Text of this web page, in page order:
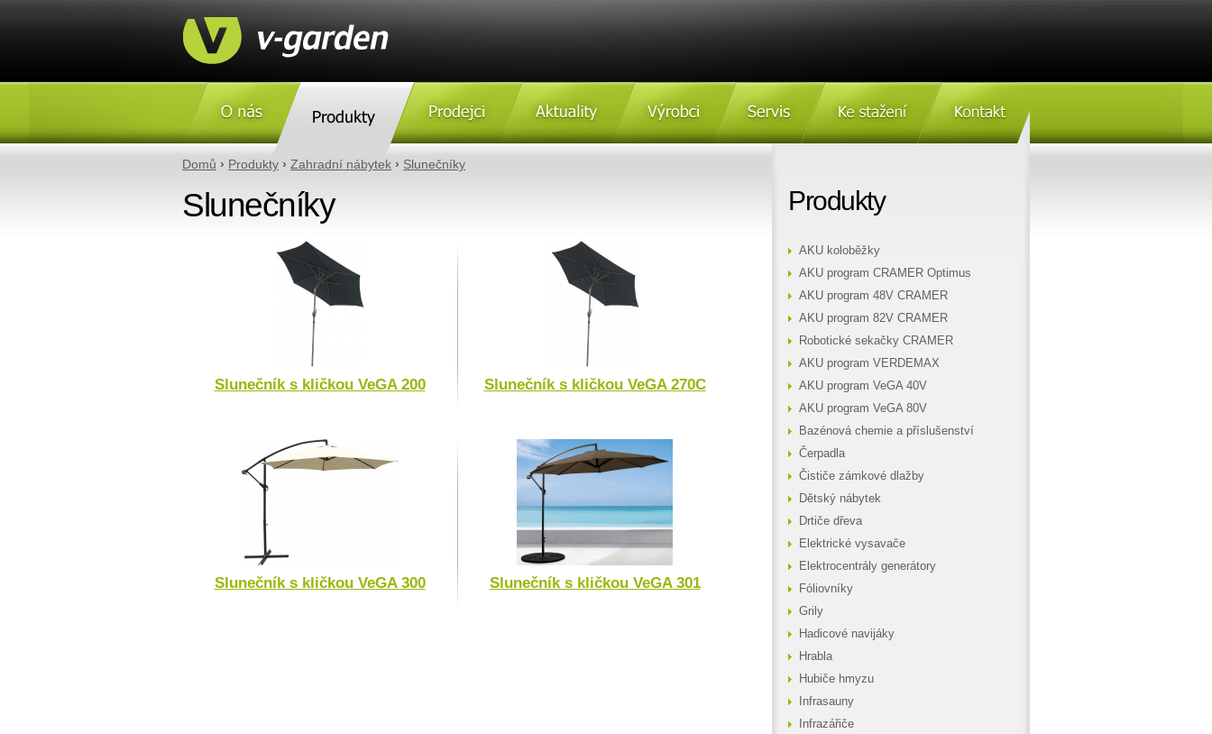
Domů › Produkty › Zahradní nábytek › Slunečníky
Slunečníky
Slunečník s kličkou VeGA 200 Slunečník s kličkou VeGA 270C
Slunečník s kličkou VeGA 300 Slunečník s kličkou VeGA 301
Produkty
AKU koloběžky
AKU program CRAMER Optimus
AKU program 48V CRAMER
AKU program 82V CRAMER
Robotické sekačky CRAMER
AKU program VERDEMAX
AKU program VeGA 40V
AKU program VeGA 80V
Bazénová chemie a příslušenství
Čerpadla
Čističe zámkové dlažby
Dětský nábytek
Drtiče dřeva
Elektrické vysavače
Elektrocentrály generátory
Fóliovníky
Grily
Hadicové navijáky
Hrabla
Hubiče hmyzu
Infrasauny
Infrazářiče
O nás Produkty Prodejci Aktulity Výrobci Servis Ke stažení Kontakt